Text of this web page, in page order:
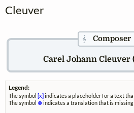
Cleuver
𝄞Composer
Carel Johann Cleuver
Legend:
The symbol [x] indicates a placeholder for a text
The symbol ⊗indicates a translation that is